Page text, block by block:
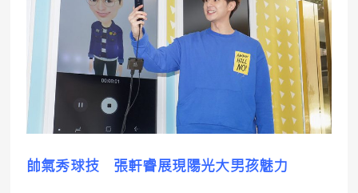
帥氣秀球技 張軒睿展現陽光大男孩魅力